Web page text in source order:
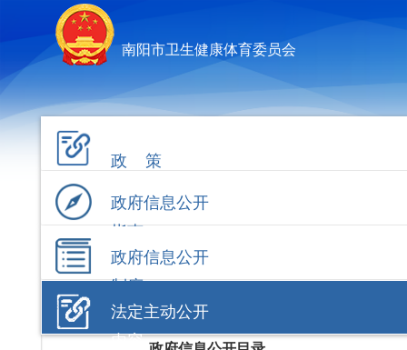
南阳市卫生健康体育委员会
政 策
政府信息公开
指南
政府信息公开
制度
法定主动公开
内容